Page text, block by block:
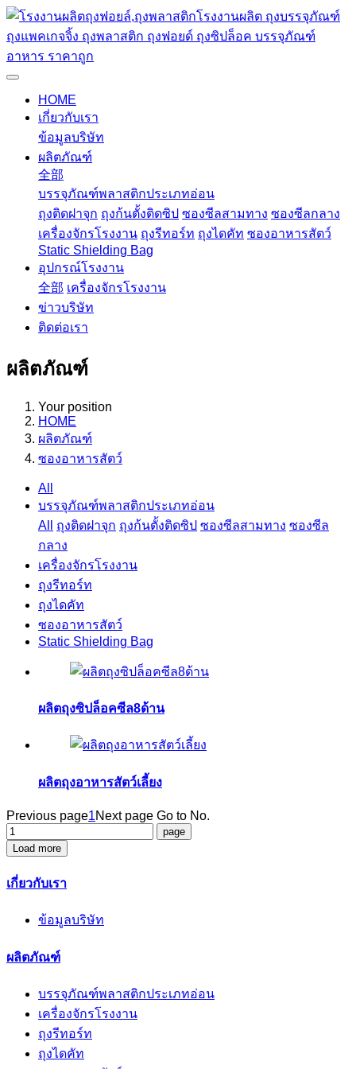
HOME
เกี่ยวกับเรา
ข้อมูลบริษัท
ผลิตภัณฑ์
全部
บรรจุภัณฑ์พลาสติกประเภทอ่อน
ถุงติดฝาจุก ถุงก้นตั้งติดซิป ซองซีลสามทาง ซองซีลกลาง
เครื่องจักรโรงงาน ถุงรีทอร์ท ถุงไดคัท ซองอาหารสัตว์
Static Shielding Bag
อุปกรณ์โรงงาน
全部 เครื่องจักรโรงงาน
ข่าวบริษัท
ติดต่อเรา
ผลิตภัณฑ์
Your position
HOME
ผลิตภัณฑ์
ซองอาหารสัตว์
All
บรรจุภัณฑ์พลาสติกประเภทอ่อน
All
ถุงติดฝาจุก ถุงก้นตั้งติดซิป ซองซีลสามทาง ซองซีล
กลาง
เครื่องจักรโรงงาน
ถุงรีทอร์ท
ถุงไดคัท
ซองอาหารสัตว์
Static Shielding Bag
ผลิตถุงซิปล็อคซีล8ด้าน
ผลิตถุงอาหารสัตว์เลี้ยง
Previous page1Next page Go to No.
Load more
เกี่ยวกับเรา
ข้อมูลบริษัท
ผลิตภัณฑ์
บรรจุภัณฑ์พลาสติกประเภทอ่อน
เครื่องจักรโรงงาน
ถุงรีทอร์ท
ถุงไดคัท